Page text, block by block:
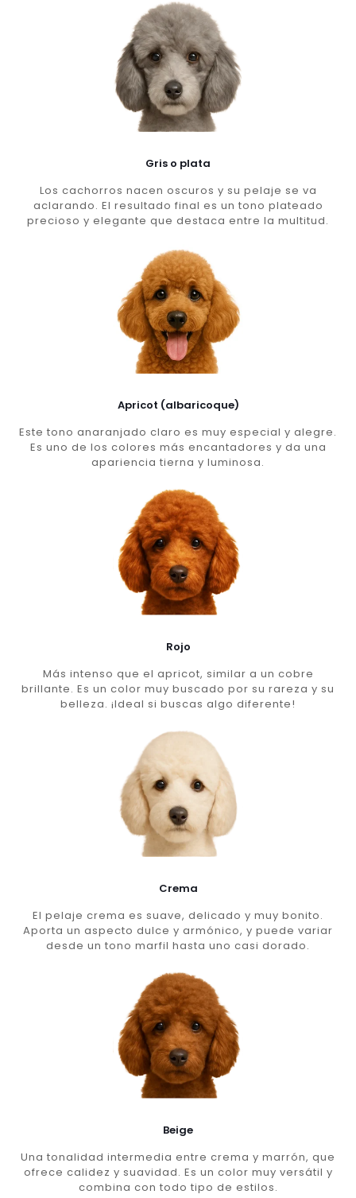
Gris o plata
Los cachorros nacen oscuros y su pelaje se va
aclarando. El resultado final es un tono plateado
precioso y elegante que destaca entre la multitud.
Apricot (albaricoque)
Este tono anaranjado claro es muy especial y alegre.
Es uno de los colores más encantadores y da una
apariencia tierna y luminosa.
Rojo
Más intenso que el apricot, similar a un cobre
brillante. Es un color muy buscado por su rareza y su
belleza. ¡Ideal si buscas algo diferente!
Crema
El pelaje crema es suave, delicado y muy bonito.
Aporta un aspecto dulce y armónico, y puede variar
desde un tono marfil hasta uno casi dorado.
Beige
Una tonalidad intermedia entre crema y marrón, que
ofrece calidez y suavidad. Es un color muy versátil y
combina con todo tipo de estilos.